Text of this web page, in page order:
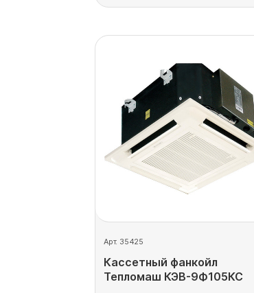
Арт. 35425
Кассетный фанкойл
Тепломаш КЭВ-9Ф105КС